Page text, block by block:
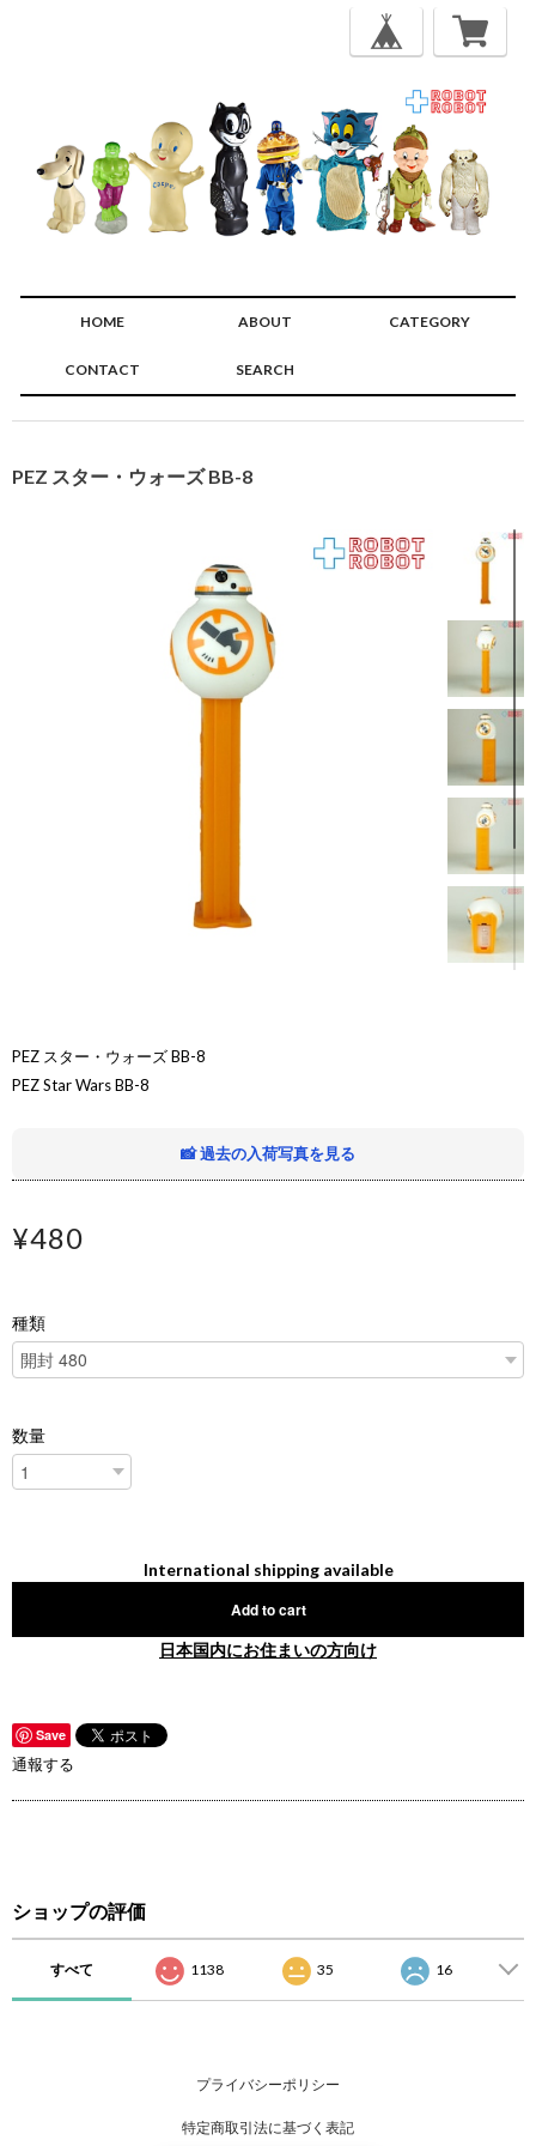
HOME ABOUT CATEGORY
CONTACT SEARCH
PEZ スター・ウォーズ BB-8
PEZ スター・ウォーズ BB-8
PEZ Star Wars BB-8
📸 過去の入荷写真を見る
¥480
種類
数量
International shipping available
Add to cart
日本国内にお住まいの方向け
Save
通報する
ショップの評価
すべて 1138 35 16
プライバシーポリシー
特定商取引法に基づく表記